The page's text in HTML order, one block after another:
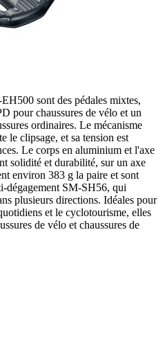
sont des pédales mixtes,
pour chaussures de vélo et un
ordinaires. Le mécanisme
le clipsage, et sa tension est
Le corps en aluminium et l'axe
solidité et durabilité, sur un axe
environ 383 g la paire et sont
dégagement SM-SH56, qui
plusieurs directions. Idéales pour
et le cyclotourisme, elles
de vélo et chaussures de